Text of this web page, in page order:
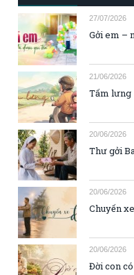
27/07/2026
Gởi em –
21/06/2026
Tấm lưng
20/06/2026
Thư gởi
20/06/2026
Chuyến
20/06/2026
Đời con